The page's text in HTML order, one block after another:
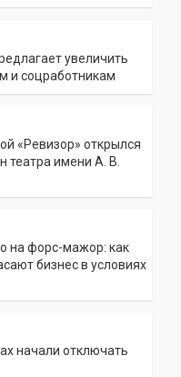
увеличить
и соцработникам
«Ревизор» открылся
театра имени А. В.
на форс-мажор: как
бизнес в условиях
начали отключать